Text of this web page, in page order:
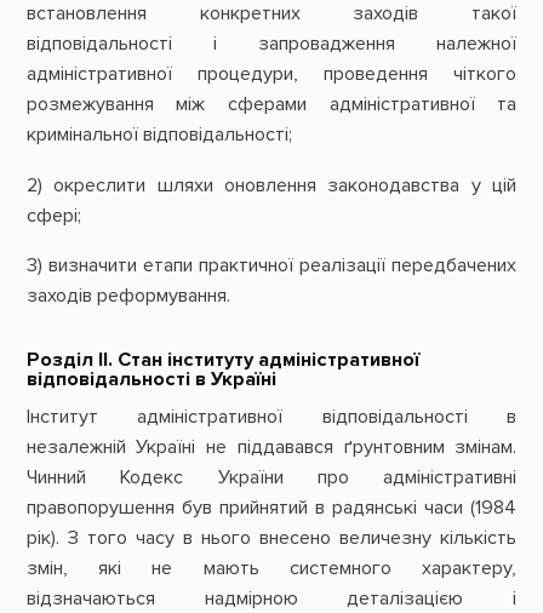
встановлення конкретних заходів такої
відповідальності і запровадження належної
адміністративної процедури, проведення чіткого
розмежування між сферами адміністративної та
кримінальної відповідальності;
2) окреслити шляхи оновлення законодавства у цій
сфері;
3) визначити етапи практичної реалізації передбачених
заходів реформування.
Розділ IІ. Стан інституту адміністративної
відповідальності в Україні
Інститут адміністративної відповідальності в
незалежній Україні не піддавався ґрунтовним змінам.
Чинний Кодекс України про адміністративні
правопорушення був прийнятий в радянські часи (1984
рік). З того часу в нього внесено величезну кількість
змін, які не мають системного характеру,
відзначаються надмірною деталізацією і